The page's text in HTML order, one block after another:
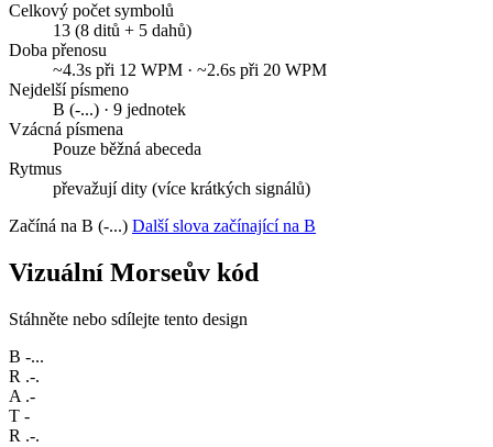
Celkový počet symbolů
13 (8 ditů + 5 dahů)
Doba přenosu
~4.3s při 12 WPM · ~2.6s při 20 WPM
Nejdelší písmeno
B (-...) · 9 jednotek
Vzácná písmena
Pouze běžná abeceda
Rytmus
převažují dity (více krátkých signálů)
Začíná na B (-...) Další slova začínající na B
Vizuální Morseův kód
Stáhněte nebo sdílejte tento design
B -...
R .-.
A .-
T -
R .-.